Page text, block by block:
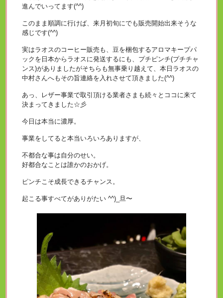
進んでいってます(^^)
このまま順調に行けば、来月初旬にでも販売開始出来そうな
感じです(^^)
実はラオスのコーヒー販売も、豆を梱包するアロマキープパ
ックを日本からラオスに発送するにも、プチピンチ(プチチャ
ンス)がありましたがそちらも無事乗り越えて、本日ラオスの
中村さんへもその旨連絡を入れさせて頂きました(^^)
あっ、レザー事業で取引頂ける業者さまも続々とココに来て
決まってきました☆彡
今日は本当に濃厚。
事業をしてると本当いろいろありますが、
不都合な事は自分のせい。
好都合なことは誰かのおかげ。
ピンチこそ成長できるチャンス。
起こる事すべてがありがたい ^^)_旦〜